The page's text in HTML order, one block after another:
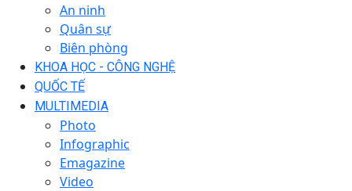
An ninh
Quân sự
Biên phòng
KHOA HỌC - CÔNG NGHỆ
QUỐC TẾ
MULTIMEDIA
Photo
Infographic
Emagazine
Video